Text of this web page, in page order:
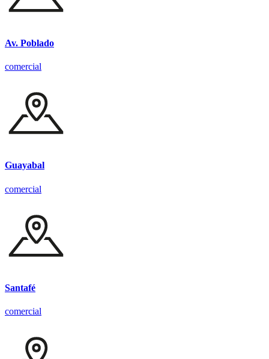
Av. Poblado
comercial
Guayabal
comercial
Santafé
comercial